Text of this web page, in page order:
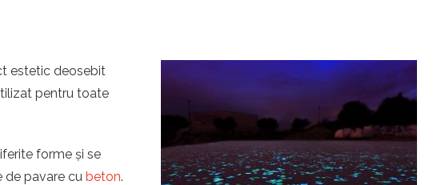
estetic deosebit
pentru toate
forme și se
de pavare cu beton.